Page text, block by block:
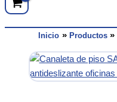
Inicio Productos